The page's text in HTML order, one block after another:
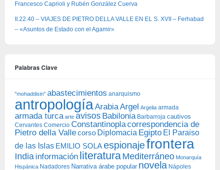
Francesco Caprioli y Rubén González Cuerva
II.22.40 – VIAJES DE PIETRO DELLA VALLE EN EL S. XVII – Ferhabad
– «Asuntos de Estado con el Agamir»
Palabras Clave
"mohaddisin" abastecimientos anarquismo
antropologíaArabiaArgel Argelia armada
armada turca arte avisos Babilonia Barbarroja cautivos
Cervantes Comercio Constantinoplacorrespondencia de
Pietro della Vallecorso Diplomacia Egipto El Paraiso
de las Islas EMILIO SOLAespionajefrontera
India información literatura Mediterráneo Monarquía
Hispánica Nadadores Narrativa árabe popular novela Nápoles